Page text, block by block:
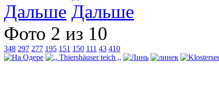
Дальше
Фото 2 из 10
348 297 277 195 151 150 111 43 410